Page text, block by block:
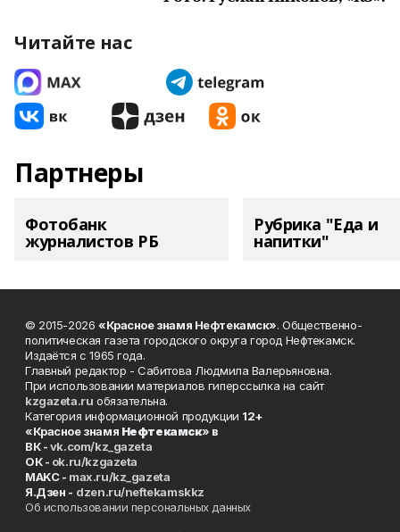
Читайте нас
Партнеры
Фотобанк
журналистов РБ
Рубрика "Еда и
напитки"
© 2015-2026 «Красное знамя Нефтекамск». Общественно-
политическая газета городского округа город Нефтекамск.
Издаётся с 1965 года.
Главный редактор - Сабитова Людмила Валерьяновна.
При использовании материалов гиперссылка на сайт
kzgazeta.ru обязательна.
Категория информационной продукции 12+
«Красное знамя Нефтекамск» в
ВК -vk.com/kz_gazeta
ОК - ok.ru/kzgazeta
MAKC - max.ru/kz_gazeta
Я.Дзен - dzen.ru/neftekamskkz
Об использовании персональных данных